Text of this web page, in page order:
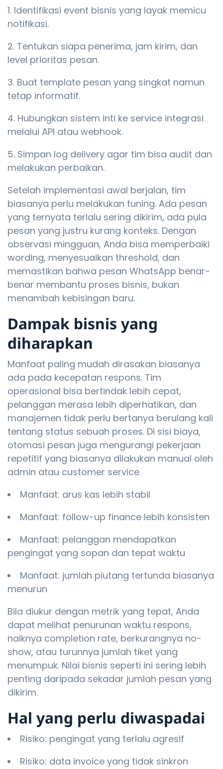
Identifikasi event bisnis yang layak memicu
notifikasi.
Tentukan siapa penerima, jam kirim, dan
level prioritas pesan.
Buat template pesan yang singkat namun
tetap informatif.
Hubungkan sistem inti ke service integrasi
melalui API atau webhook.
Simpan log delivery agar tim bisa audit dan
melakukan perbaikan.
Setelah implementasi awal berjalan, tim
biasanya perlu melakukan tuning. Ada pesan
yang ternyata terlalu sering dikirim, ada pula
pesan yang justru kurang konteks. Dengan
observasi mingguan, Anda bisa memperbaiki
wording, menyesuaikan threshold, dan
memastikan bahwa pesan WhatsApp benar-
benar membantu proses bisnis, bukan
menambah kebisingan baru.
Dampak bisnis yang
diharapkan
Manfaat paling mudah dirasakan biasanya
ada pada kecepatan respons. Tim
operasional bisa bertindak lebih cepat,
pelanggan merasa lebih diperhatikan, dan
manajemen tidak perlu bertanya berulang kali
tentang status sebuah proses. Di sisi biaya,
otomasi pesan juga mengurangi pekerjaan
repetitif yang biasanya dilakukan manual oleh
admin atau customer service.
Manfaat: arus kas lebih stabil
Manfaat: follow-up finance lebih konsisten
Manfaat: pelanggan mendapatkan
pengingat yang sopan dan tepat waktu
Manfaat: jumlah piutang tertunda biasanya
menurun
Bila diukur dengan metrik yang tepat, Anda
dapat melihat penurunan waktu respons,
naiknya completion rate, berkurangnya no-
show, atau turunnya jumlah tiket yang
menumpuk. Nilai bisnis seperti ini sering lebih
penting daripada sekadar jumlah pesan yang
dikirim.
Hal yang perlu diwaspadai
Risiko: pengingat yang terlalu agresif
Risiko: data invoice yang tidak sinkron